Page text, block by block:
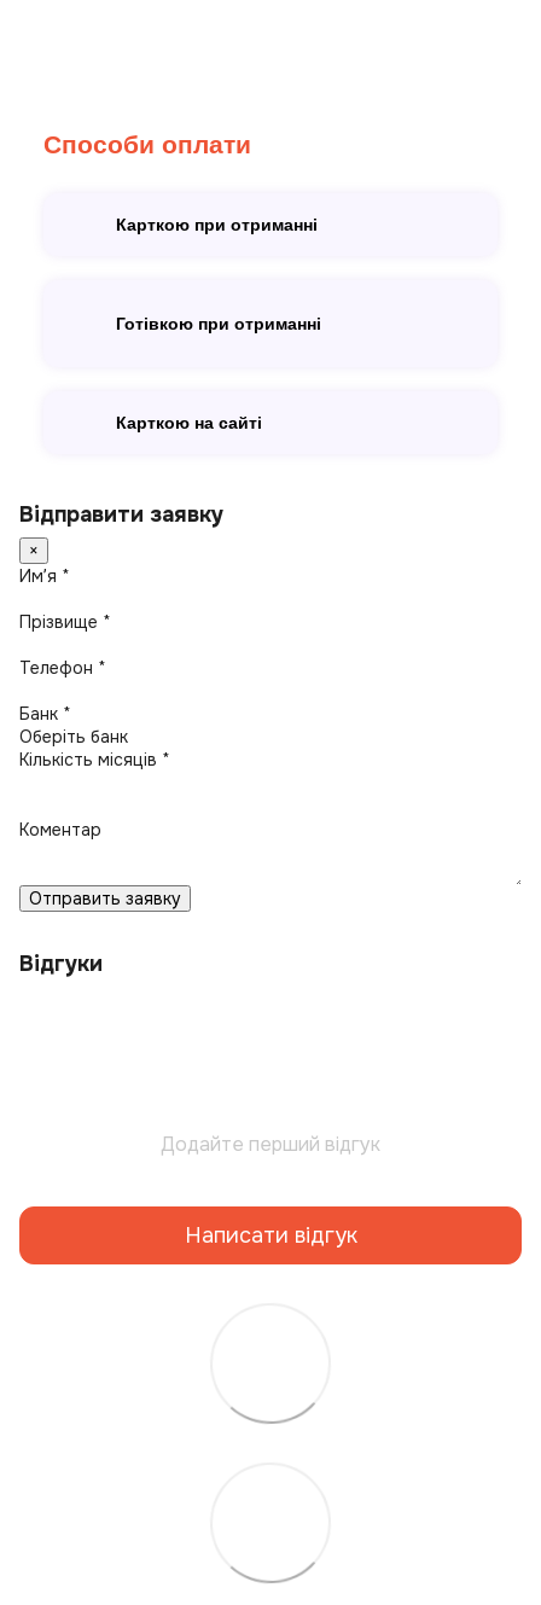
Способи оплати
Карткою при отриманні
Готівкою при отриманні
Карткою на сайті
Відправити заявку
×
Имʼя *
Прізвище *
Телефон *
Банк *
Кількість місяців *
Коментар
Отправить заявку
Відгуки
Додайте перший відгук
Написати відгук